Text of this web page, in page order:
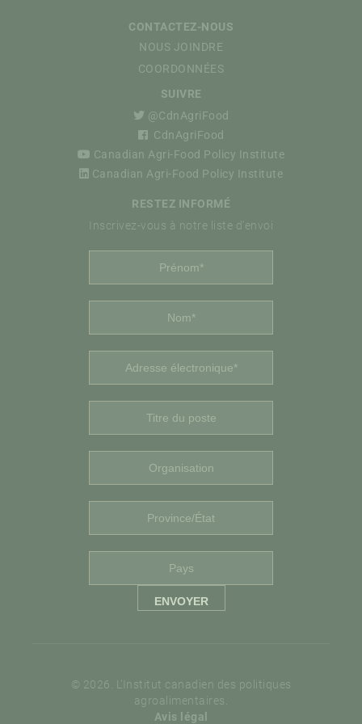
CONTACTEZ-NOUS
NOUS JOINDRE
COORDONNÉES
SUIVRE
@CdnAgriFood
CdnAgriFood
Canadian Agri-Food Policy Institute
Canadian Agri-Food Policy Institute
RESTEZ INFORMÉ
Inscrivez-vous à notre liste d'envoi
© 2026. L’Institut canadien des politiques
agroalimentaires.
Avis légal